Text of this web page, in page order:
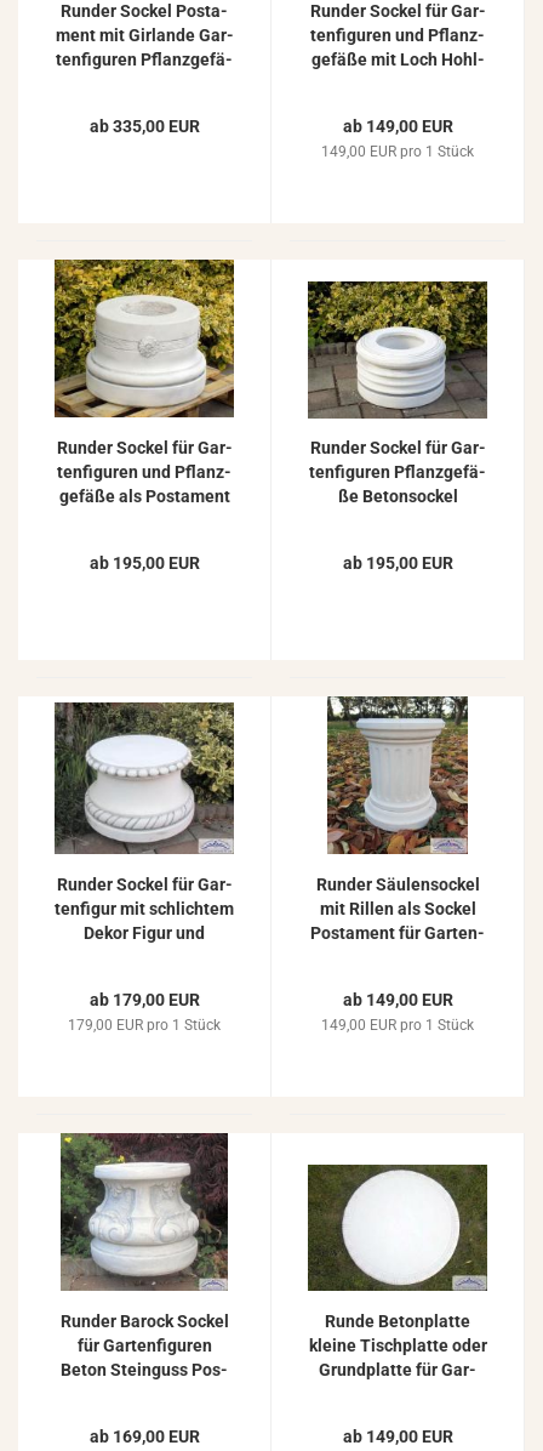
Run­der So­ckel Pos­ta­
ment mit Gir­lan­de Gar­
ten­fi­gu­ren Pflanz­ge­fä­
ab 335,00 EUR
Run­der So­ckel für Gar­
ten­fi­gu­ren und Pflanz­
ge­fä­ße mit Loch Hohl­
ab 149,00 EUR
149,00 EUR pro 1 Stück
Run­der So­ckel für Gar­
ten­fi­gu­ren und Pflanz­
ge­fä­ße als Pos­ta­ment
ab 195,00 EUR
Run­der So­ckel für Gar­
ten­fi­gu­ren Pflanz­ge­fä­
ße Be­ton­so­ckel
ab 195,00 EUR
Run­der So­ckel für Gar­
ten­fi­gur mit schlich­tem
Dekor Figur und
ab 179,00 EUR
179,00 EUR pro 1 Stück
Run­der Säu­len­so­ckel
mit Ril­len als So­ckel
Pos­ta­ment für Gar­ten­
ab 149,00 EUR
149,00 EUR pro 1 Stück
Run­der Ba­rock So­ckel
für Gar­ten­fi­gu­ren
Beton Stein­guss Pos­
ab 169,00 EUR
Runde Be­ton­plat­te
klei­ne Tisch­plat­te oder
Grund­plat­te für Gar­
ab 149,00 EUR